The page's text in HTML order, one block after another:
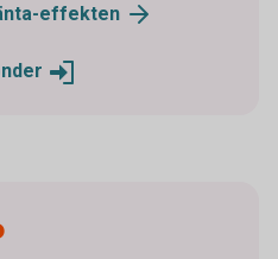
effekten